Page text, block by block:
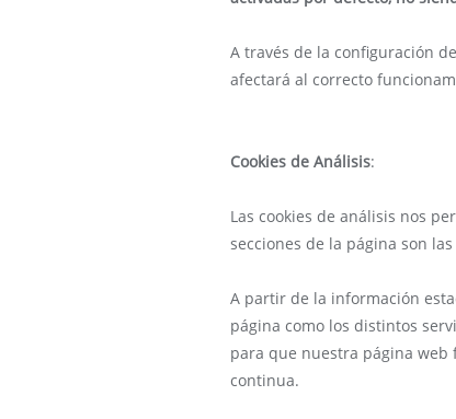
A través de la configuración
afectará al correcto
Cookies de Análisis:
Las cookies de análisis nos
secciones de la página son
A partir de la información
página como los distintos
para que nuestra página
continua.